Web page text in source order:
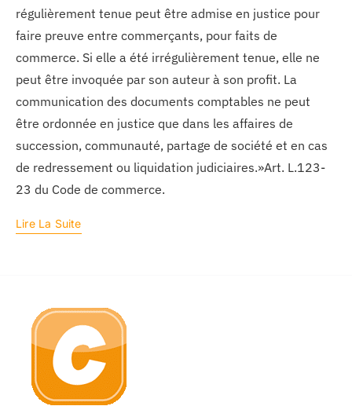
régulièrement tenue peut être admise en justice pour
faire preuve entre commerçants, pour faits de
commerce. Si elle a été irrégulièrement tenue, elle ne
peut être invoquée par son auteur à son profit. La
communication des documents comptables ne peut
être ordonnée en justice que dans les affaires de
succession, communauté, partage de société et en cas
de redressement ou liquidation judiciaires.»Art. L.123-
23 du Code de commerce.
Lire La Suite